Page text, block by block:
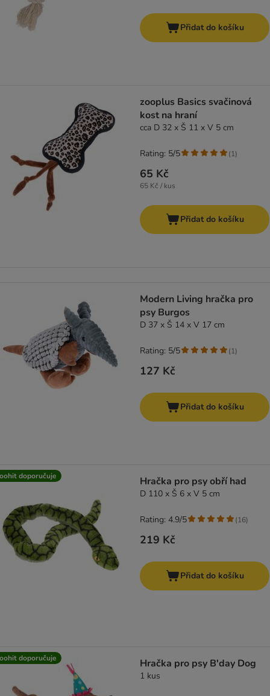
Přidat do košíku
zooplus Basics svačinová
kost na hraní
cca D 32 x Š 11 x V 5 cm
65 Kč
65 Kč / kus
Rating: 5/5 (1)
Přidat do košíku
Modern Living hračka pro
psy Burgos
D 37 x Š 14 x V 17 cm
127 Kč
Rating: 5/5 (1)
Přidat do košíku
doporučuje Hračka pro psy obří had
D 110 x Š 6 x V 5 cm
219 Kč
Rating: 4.9/5 (16)
Přidat do košíku
doporučuje Hračka pro psy B'day Dog
1 kus